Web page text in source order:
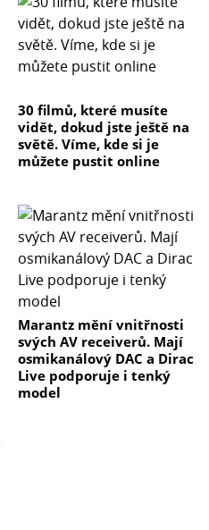
30 filmů, které musíte
vidět, dokud jste ještě na
světě. Víme, kde si je
můžete pustit online
Marantz mění vnitřnosti
svých AV receiverů. Mají
osmikanálový DAC a Dirac
Live podporuje i tenký
model